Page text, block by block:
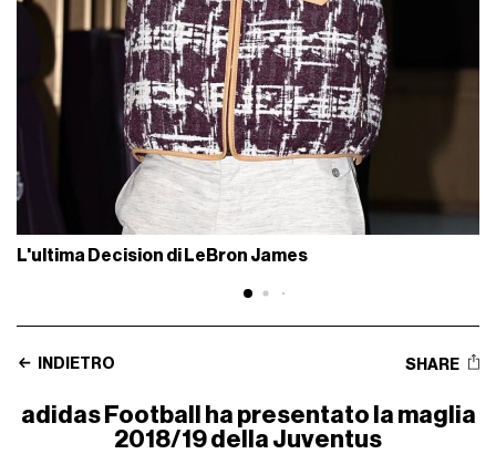
L'ultima Decision di LeBron James
INDIETRO SHARE
adidas Football ha presentato la maglia
2018/19 della Juventus